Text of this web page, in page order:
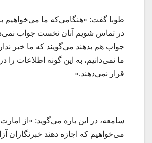
طوبا گفت: «هنگامی‌که ما می‌خواهیم
در تماس شویم آنان نخست جواب
جواب هم بدهند می‌گویند که ما خبر
ما نمی‌دانیم، به این گونه اطلاعات
قرار نمی‌دهند.»
سامعه، در این باره می‌گوید: «از
می‌خواهیم که اجازه دهند خبرنگاران